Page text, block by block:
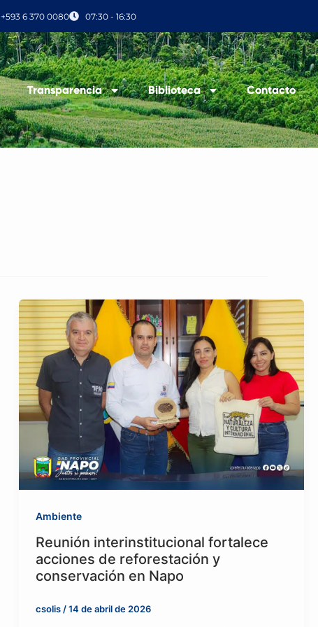
+593 6 370 0080 07:30 - 16:30
Transparencia Biblioteca Contacto
Ambiente
Reunión interinstitucional fortalece
acciones de reforestación y
conservación en Napo
csolis/14 de abril de 2026